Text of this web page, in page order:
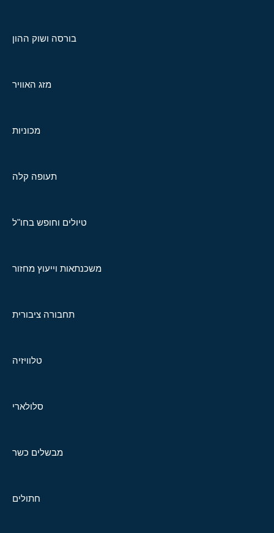
בורסה ושוק ההון
מזג האוויר
מכוניות
תעופה קלה
טיולים וחופש בחו"ל
משכנתאות וייעוץ מחזור
תחבורה ציבורית
טלוויזיה
סלולארי
מבשלים כשר
חתולים